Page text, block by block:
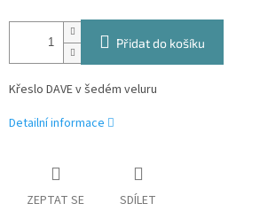
Přidat do košíku
Křeslo DAVE v šedém veluru
Detailní informace
ZEPTAT SE SDÍLET